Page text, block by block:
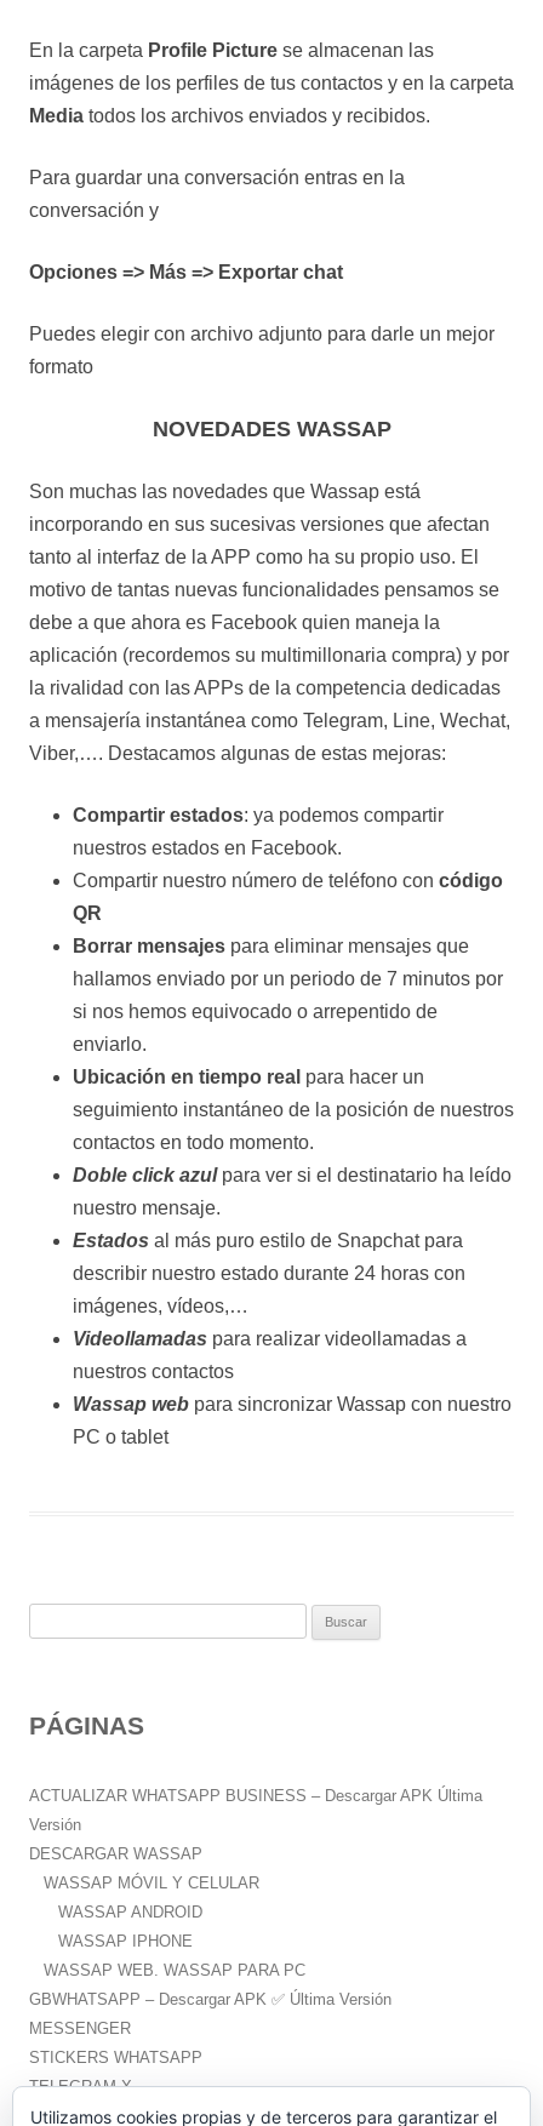
En la carpeta Profile Picture se almacenan las
imágenes de los perfiles de tus contactos y en la carpeta
Media todos los archivos enviados y recibidos.
Para guardar una conversación entras en la
conversación y
Opciones => Más => Exportar chat
Puedes elegir con archivo adjunto para darle un mejor
formato
NOVEDADES WASSAP
Son muchas las novedades que Wassap está
incorporando en sus sucesivas versiones que afectan
tanto al interfaz de la APP como ha su propio uso. El
motivo de tantas nuevas funcionalidades pensamos se
debe a que ahora es Facebook quien maneja la
aplicación (recordemos su multimillonaria compra) y por
la rivalidad con las APPs de la competencia dedicadas
a mensajería instantánea como Telegram, Line, Wechat,
Viber,…. Destacamos algunas de estas mejoras:
Compartir estados: ya podemos compartir
nuestros estados en Facebook.
Compartir nuestro número de teléfono con código
QR
Borrar mensajes para eliminar mensajes que
hallamos enviado por un periodo de 7 minutos por
si nos hemos equivocado o arrepentido de
enviarlo.
Ubicación en tiempo real para hacer un
seguimiento instantáneo de la posición de nuestros
contactos en todo momento.
Doble click azulpara ver si el destinatario ha leído
nuestro mensaje.
Estados al más puro estilo de Snapchat para
describir nuestro estado durante 24 horas con
imágenes, vídeos,…
Videollamadas para realizar videollamadas a
nuestros contactos
Wassap web para sincronizar Wassap con nuestro
PC o tablet
a
:
PÁGINAS
ACTUALIZAR WHATSAPP BUSINESS – Descargar APK Última
Versión
DESCARGAR WASSAP
WASSAP MÓVIL Y CELULAR
WASSAP ANDROID
WASSAP IPHONE
WASSAP WEB. WASSAP PARA PC
GBWHATSAPP – Descargar APK ✅️ Última Versión
MESSENGER
STICKERS WHATSAPP
TELEGRAM X
WHATSAPP PLUS – Descargar APK ✅️ Última Versión
Utilizamos cookies propias y de terceros para garantizar el